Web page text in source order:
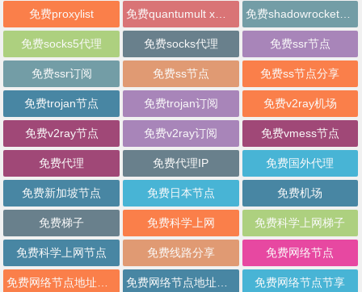
免费proxylist 免费shadowrocket节点
免费socks5代理 免费socks代理 免费ssr节点
免费ssr订阅 免费ss节点 免费ss节点分享
免费trojan节点 免费trojan订阅 免费v2ray机场
免费v2ray节点 免费v2ray订阅 免费vmess节点
免费代理 免费代理IP 免费国外代理
免费新加坡节点 免费日本节点 免费机场
免费梯子 免费科学上网 免费科学上网梯子
免费科学上网节点 免费线路分享 免费网络节点
免费网络节点节享